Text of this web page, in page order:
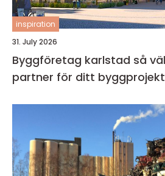
inspiration
31. July 2026
Byggföretag karlstad så väljer du rätt
partner för ditt byggprojekt